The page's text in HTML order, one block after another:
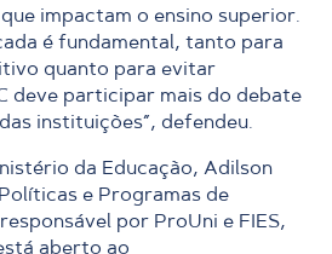
impactam o ensino superior.
é fundamental, tanto para
quanto para evitar
deve participar mais do debate
instituições”, defendeu.
da Educação, Adilson
e Programas de
por ProUni e FIES,
aberto ao